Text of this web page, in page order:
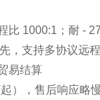
比 1000:1；耐 -
，支持多协议远
易结算
），售后响应略